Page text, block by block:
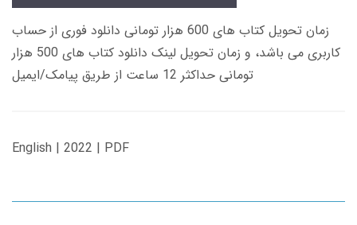
زمان تحویل کتاب های 600 هزار تومانی دانلود فوری از حساب
کاربری می باشد، و زمان تحویل لینک دانلود کتاب های 500 هزار
تومانی حداکثر 12 ساعت از طریق پیامک/ایمیل
English | 2022 | PDF